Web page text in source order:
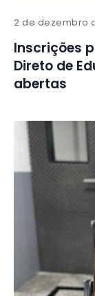
2 de dezembro
Inscrições
Direto de
abertas